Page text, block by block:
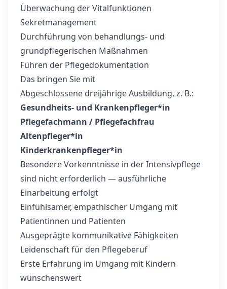
Überwachung der Vitalfunktionen
Sekretmanagement
Durchführung von behandlungs- und
grundpflegerischen Maßnahmen
Führen der Pflegedokumentation
Das bringen Sie mit
Abgeschlossene dreijährige Ausbildung, z. B.:
Gesundheits- und Krankenpfleger*in
Pflegefachmann / Pflegefachfrau
Altenpfleger*in
Kinderkrankenpfleger*in
Besondere Vorkenntnisse in der Intensivpflege
sind nicht erforderlich — ausführliche
Einarbeitung erfolgt
Einfühlsamer, empathischer Umgang mit
Patientinnen und Patienten
Ausgeprägte kommunikative Fähigkeiten
Leidenschaft für den Pflegeberuf
Erste Erfahrung im Umgang mit Kindern
wünschenswert